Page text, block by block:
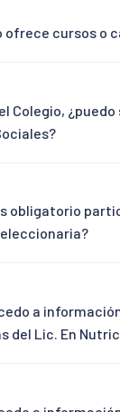
ofrece cursos o
Colegio,
obligatorio
a
del Lic. En